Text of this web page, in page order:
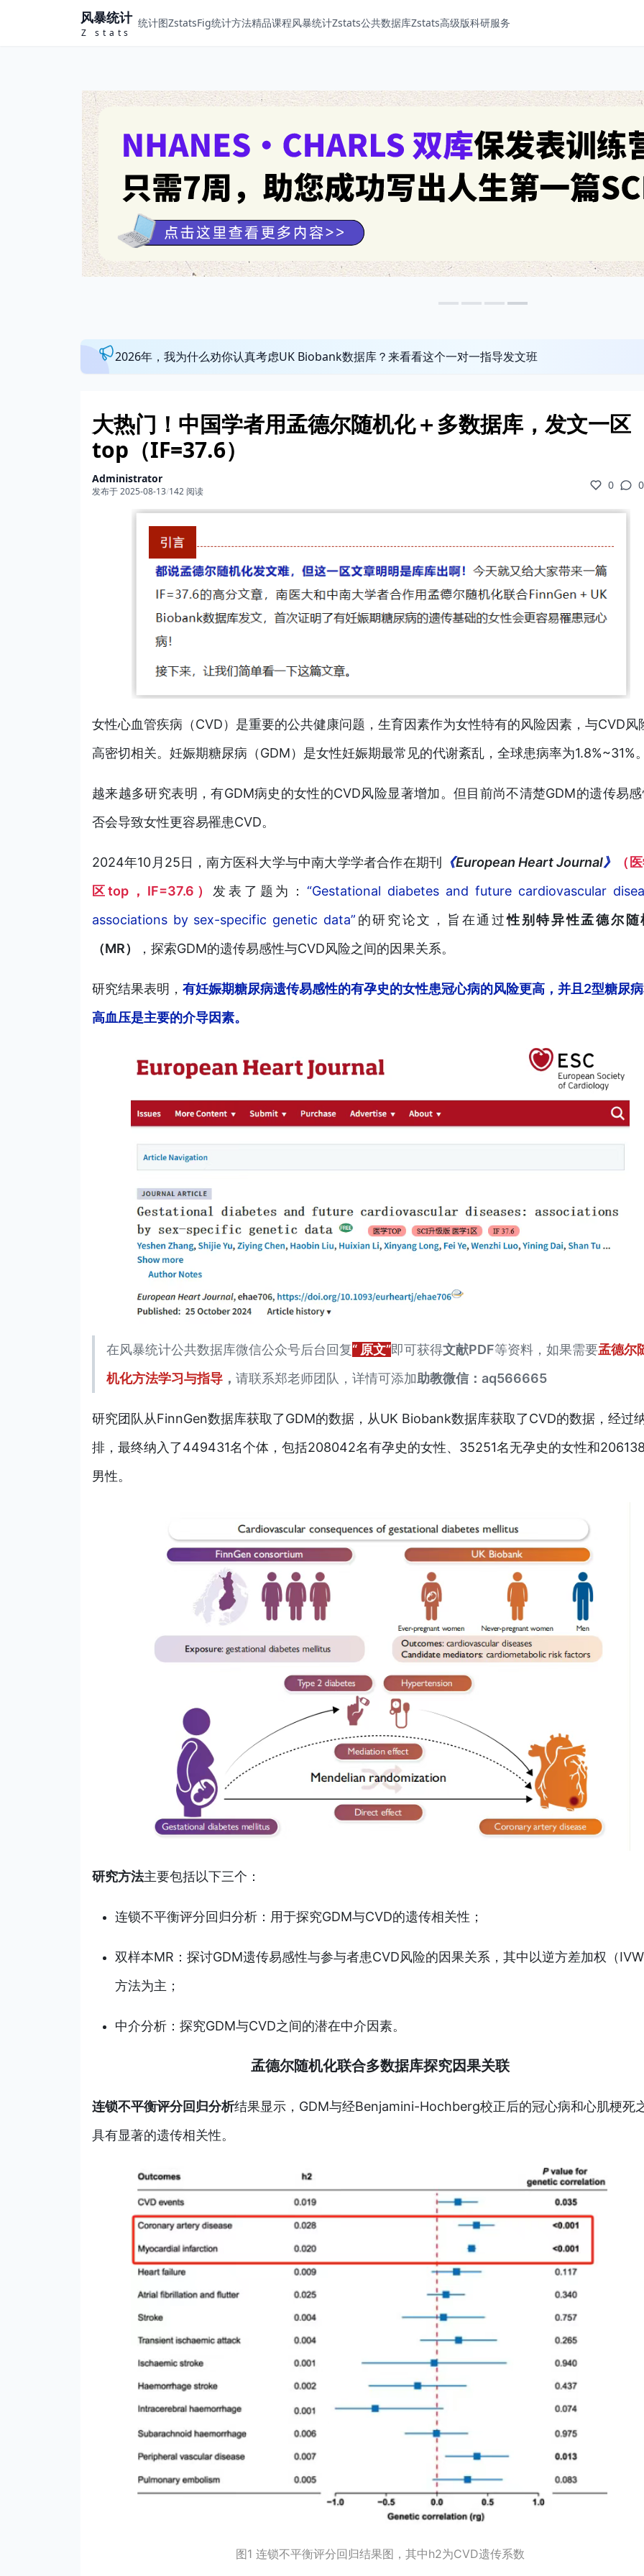
风暴统计
Z stats
统计图ZstatsFig统计方法精品课程风暴统计Zstats公共数据库Zstats高级版科研服务
2026年，我为什么劝你认真考虑UK Biobank数据库？来看看这个一对一指导发文班
大热门！中国学者用孟德尔随机化＋多数据库，发文一区
top（IF=37.6）
Administrator
发布于 2025-08-13/142 阅读 0 0
女性心血管疾病（CVD）是重要的公共健康问题，生育因素作为女性特有的风险因素，与CVD风
高密切相关。妊娠期糖尿病（GDM）是女性妊娠期最常见的代谢紊乱，全球患病率为1.8%~31%。
越来越多研究表明，有GDM病史的女性的CVD风险显著增加。但目前尚不清楚GDM的遗传易
否会导致女性更容易罹患CVD。
2024年10月25日，南方医科大学与中南大学学者合作在期刊 《European Heart Journal》
（
区top，IF=37.6） 发表了题为：“Gestational diabetes and future cardiovascular
associations by sex-specific genetic data” 的研究论文，旨在通过性别特异性孟德尔随
（MR）
，探索GDM的遗传易感性与CVD风险之间的因果关系。
研究结果表明， 有妊娠期糖尿病遗传易感性的有孕史的女性患冠心病的风险更高，并且2型糖尿
高血压是主要的介导因素。
在风暴统计公共数据库微信公众号后台回复“ 原文”即可获得文献PDF等资料，如果需要孟德尔
机化方法学习与指导 ， 请联系郑老师团队，详情可添加助教微信：aq566665
研究团队从FinnGen数据库获取了GDM的数据，从UK Biobank数据库获取了CVD的数据，经过
排，最终纳入了449431名个体，包括208042名有孕史的女性、35251名无孕史的女性和
男性。
研究方法主要包括以下三个：
连锁不平衡评分回归分析：用于探究GDM与CVD的遗传相关性；
双样本MR：探讨GDM遗传易感性与参与者患CVD风险的因果关系，其中以逆方差加权（IVW
方法为主；
中介分析：探究GDM与CVD之间的潜在中介因素。
孟德尔随机化联合多数据库探究因果关联
连锁不平衡评分回归分析结果显示，GDM与经Benjamini-Hochberg校正后的冠心病和心肌梗死
具有显著的遗传相关性。
图1 连锁不平衡评分回归结果图，其中h2为CVD遗传系数